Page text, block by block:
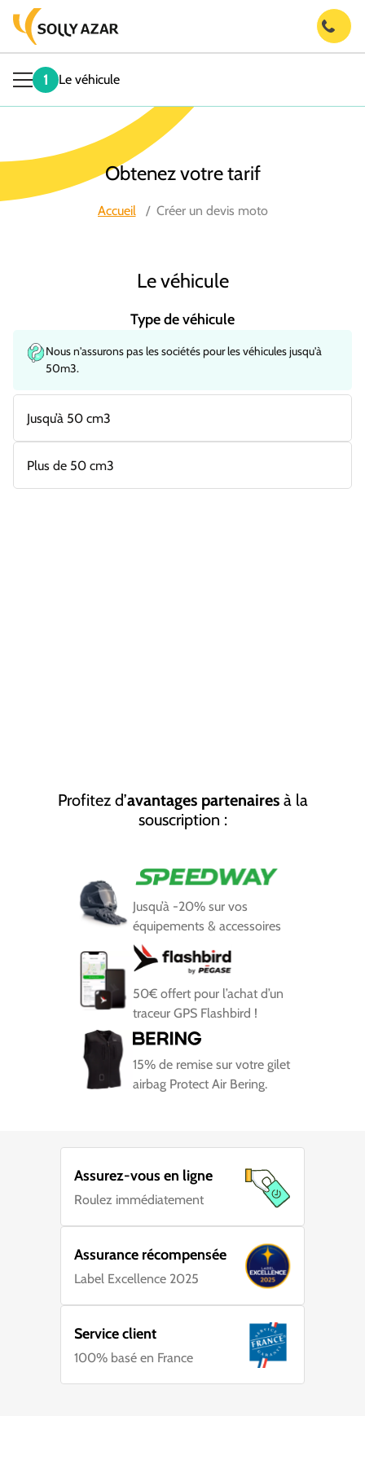
1 Le véhicule
Obtenez votre tarif
Accueil / Créer un devis moto
Le véhicule
Type de véhicule
Nous n'assurons pas les sociétés pour les véhicules jusqu'à
50m3.
Jusqu’à 50 cm3
Plus de 50 cm3
Profitez d’avantages partenairesà la
souscription :
Jusqu’à -20% sur vos
équipements & accessoires
50€ offert pour l’achat d’un
traceur GPS Flashbird !
15% de remise sur votre gilet
airbag Protect Air Bering.
Assurez-vous en ligne
Roulez immédiatement
Assurance récompensée
Label Excellence 2025
Service client
100% basé en France